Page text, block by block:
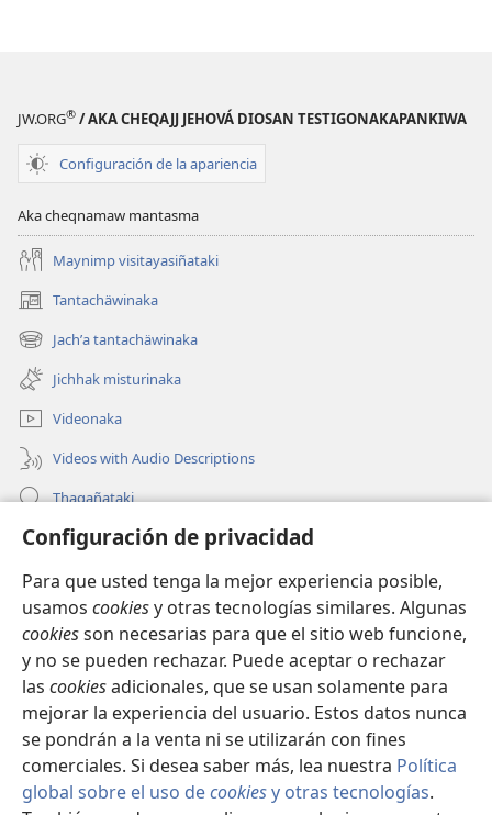
Configuración de privacidad
Para que usted tenga la mejor experiencia posible,
usamos cookiesy otras tecnologías similares. Algunas
cookiesson necesarias para que el sitio web funcione,
y no se pueden rechazar. Puede aceptar o rechazar
las cookiesadicionales, que se usan solamente para
mejorar la experiencia del usuario. Estos datos nunca
se pondrán a la venta ni se utilizarán con fines
comerciales. Si desea saber más, lea nuestra Política
global sobre el uso decookiesy otras tecnologías.
JW.ORG® / AKA CHEQAJJ JEHOVÁ DIOSAN TESTIGONAKAPANKIWA
Configuración de la apariencia
Aka cheqnamaw mantasma
Maynimp visitayasiñataki
Tantachäwinaka
(opens
new
window)
Jachʼa tantachäwinaka
(opens
new
window)
Jichhak misturinaka
Videonaka
Videos with Audio Descriptions
Thaqañataki
Oraqpachat yatiyäwinaka
Donacionanaka
(opens
window)INTERNETANKIR BIBLIOTECA
(opens
new
window)JW Hub ®
(opens
new
window)